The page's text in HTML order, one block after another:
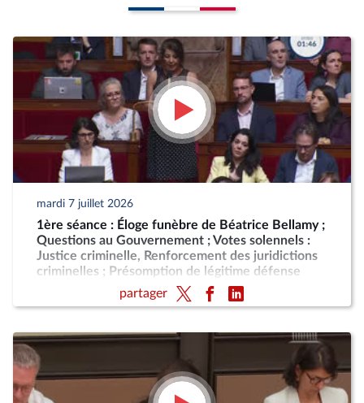
mardi 7 juillet 2026
1ère séance : Éloge funèbre de Béatrice Bellamy ;
Questions au Gouvernement ; Votes solennels :
Justice criminelle, Renforcement des juridictions
criminelles ; Présomption de légitime défense
pour les forces de l'ordre
partager